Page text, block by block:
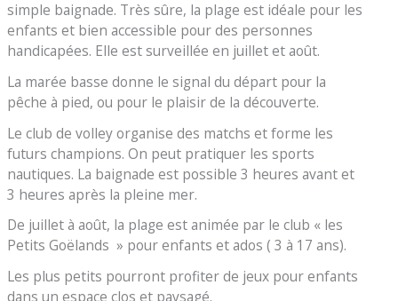
simple baignade. Très sûre, la plage est idéale pour les
enfants et bien accessible pour des personnes
handicapées. Elle est surveillée en juillet et août.
La marée basse donne le signal du départ pour la
pêche à pied, ou pour le plaisir de la découverte.
Le club de volley organise des matchs et forme les
futurs champions. On peut pratiquer les sports
nautiques. La baignade est possible 3 heures avant et
3 heures après la pleine mer.
De juillet à août, la plage est animée par le club « les
Petits Goëlands » pour enfants et ados ( 3 à 17 ans).
Les plus petits pourront profiter de jeux pour enfants
dans un espace clos et paysagé.